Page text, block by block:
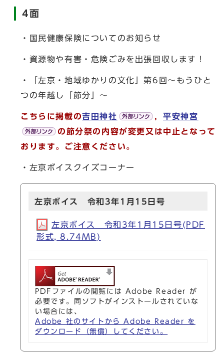
4面
・国民健康保険についてのお知らせ
・資源物や有害・危険ごみを出張回収します！
・「左京・地域ゆかりの文化」第6回～もうひと
つの年越し「節分」～
こちらに掲載の吉田神社 ，平安神宮
の節分祭の内容が変更又は中止となって
おります。ご注意ください。
・左京ボイスクイズコーナー
左京ボイス 令和3年1月15日号
左京ボイス 令和3年1月15日号(PDF
形式, 8.74MB)
PDFファイルの閲覧には Adobe Reader が
必要です。同ソフトがインストールされていな
い場合には、
Adobe 社のサイトから Adobe Reader を
ダウンロード（無償）してください。